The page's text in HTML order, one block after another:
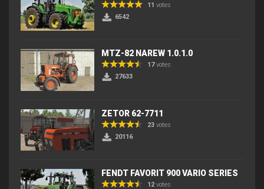
11 votes
6542
MTZ-82 NAREW 1.0.1.0
17votes
27633
ZETOR 62-7711
23 votes
20116
FENDT FAVORIT 900 VARIO SERIES
12 votes